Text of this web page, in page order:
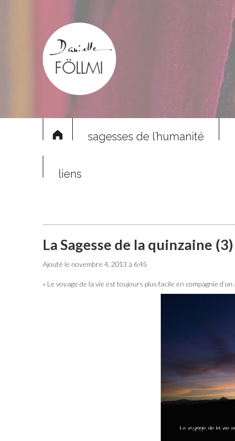
sagesses de l’humanité
liens
La Sagesse de la quinzaine (3)
Ajouté le novembre 4, 2013 à 6:45
« Le voyage de la vie est toujours plus facile en compagnie d’un